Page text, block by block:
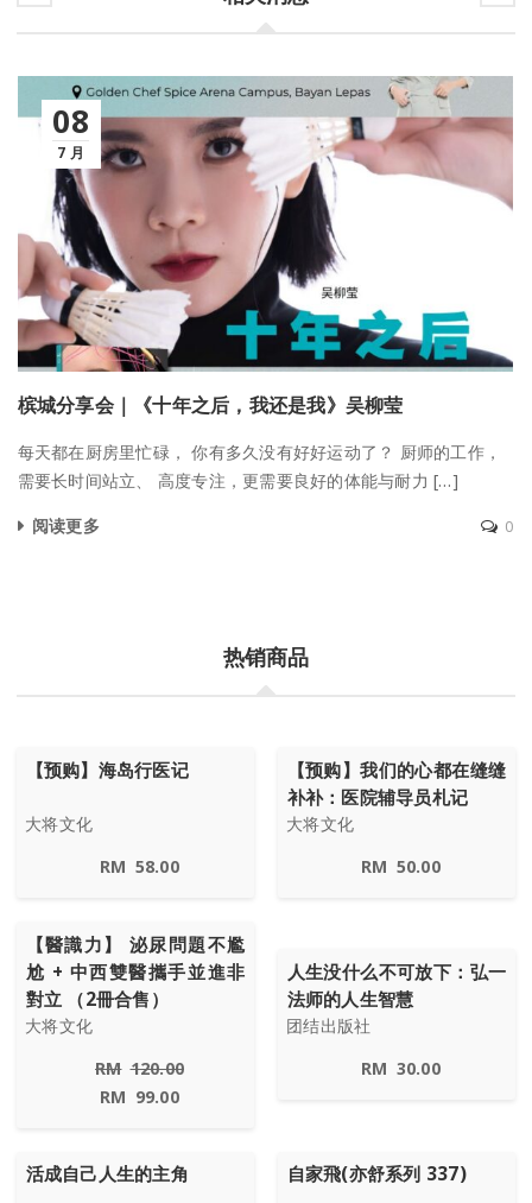
08
7 月
槟城分享会｜《十年之后，我还是我》吴柳莹
每天都在厨房里忙碌， 你有多久没有好好运动了？ 厨师的工作，
需要长时间站立、 高度专注，更需要良好的体能与耐力 […]
阅读更多
0
热销商品
【预购】海岛行医记
大将文化
RM 58.00
【预购】我们的心都在缝缝
补补：医院辅导员札记
大将文化
RM 50.00
【醫識力】 泌尿問題不尷
尬 + 中西雙醫攜手並進非
對立 （2冊合售）
大将文化
RM 120.00
RM 99.00
人生没什么不可放下：弘一
法师的人生智慧
团结出版社
RM 30.00
活成自己人生的主角 自家飛(亦舒系列 337)